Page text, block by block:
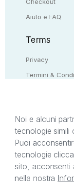
Aiuto e FAQ
Terms
Privacy
Termini &
Il presente
titolare
afferenti ai
sul sito
Noi e alcuni
tecnologie simili
Puoi
tecnologie
sito, acconsenti
nella nostra